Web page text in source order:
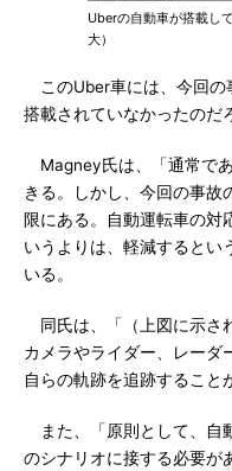
Uberの自動車が搭載し
大）
このUber車には、今回の
搭載されていなかったのだ
Magney氏は、「通常で
きる。しかし、今回の事故
限にある。自動運転車の対
いうよりは、軽減するとい
いる。
同氏は、「（上図に示さ
カメラやライダー、レーダ
自らの軌跡を追跡すること
また、「原則として、自
のシナリオに接する必要が